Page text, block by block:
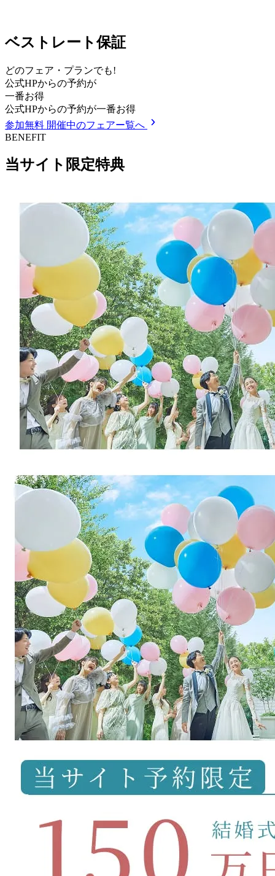
ベストレート保証
どのフェア・プランでも!
公式HPからの予約が
一番お得
公式HPからの予約が一番お得
参加無料 開催中のフェアー覧へ
BENEFIT
当サイト限定特典